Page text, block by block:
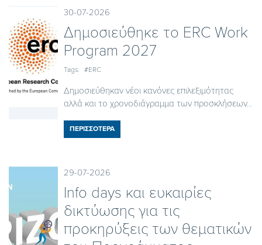
30-07-2026
Δημοσιεύθηκε το ΕRC Work
Program 2027
Tags: #ERC
Δημοσιεύθηκαν νέοι κανόνες επιλεξιμότητας
αλλά και το χρονοδιάγραμμα των προσκλήσεων...
ΠΕΡΙΣΣΟΤΕΡΑ
29-07-2026
Ιnfo days και ευκαιρίες
δικτύωσης για τις
προκηρύξεις των θεματικών